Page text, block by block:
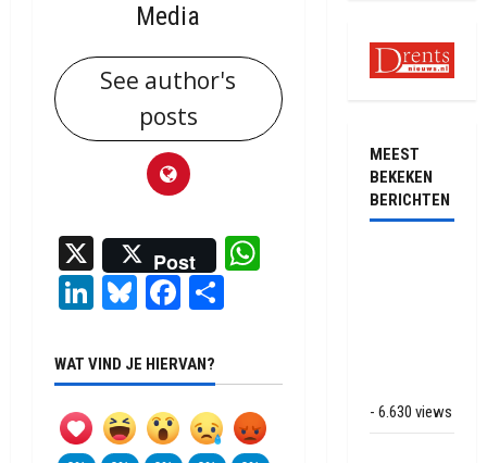
Media
See author's
posts
X Post
LinkedIn
Bluesky
Facebook
WAT VIND JE HIERVAN?
MEEST
BEKEKEN
BERICHTEN
- 6.630 views